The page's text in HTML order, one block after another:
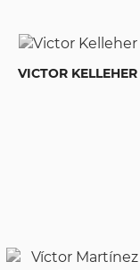
VICTOR KELLEHER